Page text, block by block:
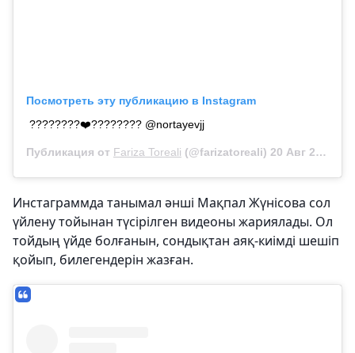
Посмотреть эту публикацию в Instagram
????????❤️???????? @nortayevjj
Публикация от Fariza Toreali (@farizatoreali) 20 Авг 2020 в 5:37 PDT
Инстаграммда танымал әнші Мақпал Жүнісова сол
үйлену тойынан түсірілген видеоны жариялады. Ол
тойдың үйде болғанын, сондықтан аяқ-киімді шешіп
қойып, билегендерін жазған.